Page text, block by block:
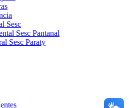
Sesc
Sesc Pantanal
Sesc Paraty